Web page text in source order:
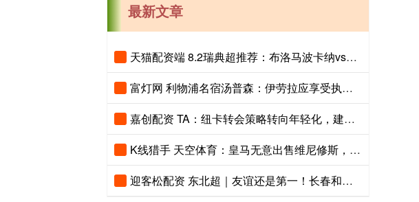
最新文章
天猫配资端 8.2瑞典超推荐：布洛马波卡纳vs马尔默
富灯网 利物浦名宿汤普森：伊劳拉应享受执教红军时光
嘉创配资 TA：纽卡转会策略转向年轻化，建队方向发生转变
K线猎手 天空体育：皇马无意出售维尼修斯，相信他会续约
迎客松配资 东北超｜友谊还是第一！长春和大连打个平手